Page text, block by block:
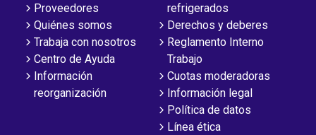
Proveedores
Quiénes somos
Trabaja con nosotros
Centro de Ayuda
Información
reorganización
refrigerados
Derechos y deberes
Reglamento Interno
Trabajo
Cuotas moderadoras
Información legal
Política de datos
Línea ética